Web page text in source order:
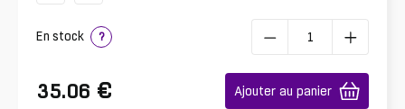
En stock ?
35.06 € Ajouter au panier